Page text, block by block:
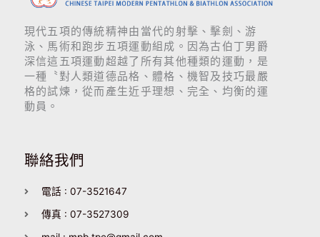
現代五項的傳統精神由當代的射擊、擊劍、游
泳、馬術和跑步五項運動組成。因為古伯丁男爵
深信這五項運動超越了所有其他種類的運動，是
一種〝對人類道德品格、體格、機智及技巧最嚴
格的試煉，從而產生近乎理想、完全、均衡的運
動員。
聯絡我們
電話 : 07-3521647
傳真 : 07-3527309